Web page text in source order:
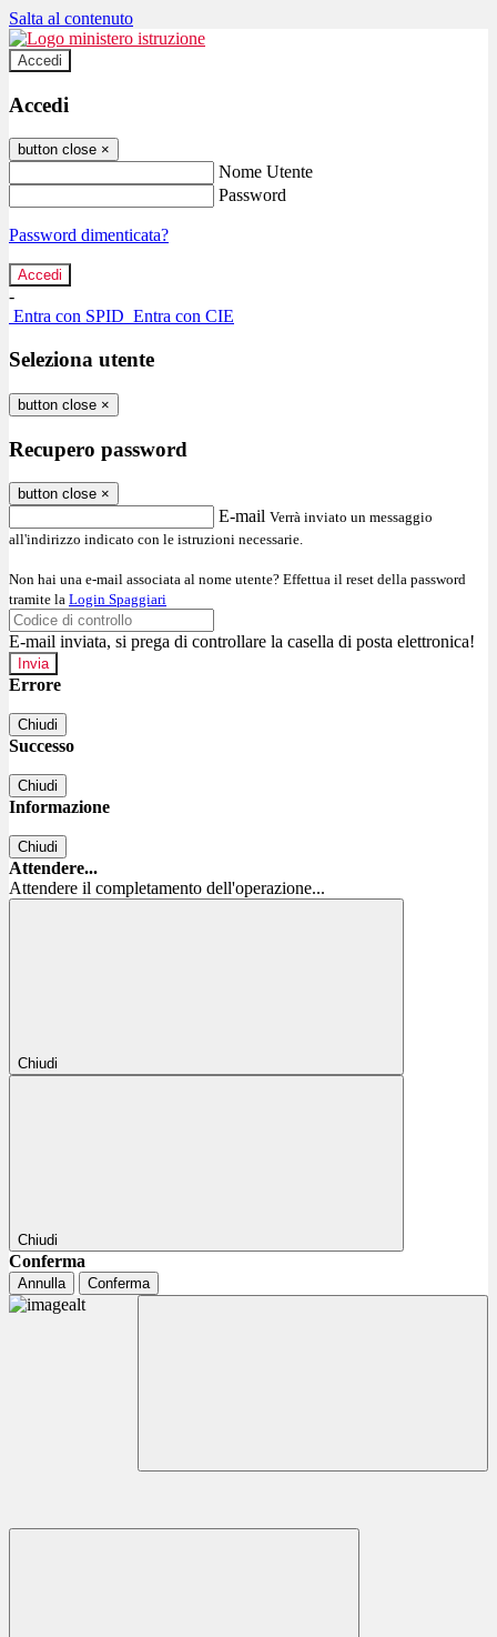
Salta al contenuto
Accedi
Accedi
button close ×
Nome Utente
Password
Password dimenticata?
-
Entra con SPID Entra con CIE
Seleziona utente
button close ×
Recupero password
button close ×
E-mail Verrà inviato un messaggio
all'indirizzo indicato con le istruzioni necessarie.
Non hai una e-mail associata al nome utente? Effettua il reset della password
tramite la Login Spaggiari
E-mail inviata, si prega di controllare la casella di posta elettronica!
Errore
Chiudi
Successo
Chiudi
Informazione
Chiudi
Attendere...
Attendere il completamento dell'operazione...
Chiudi
Chiudi
Conferma
Annulla Conferma